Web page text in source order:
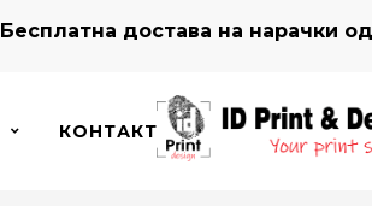
Бесплатна достава на нарачки
КОНТАКТ